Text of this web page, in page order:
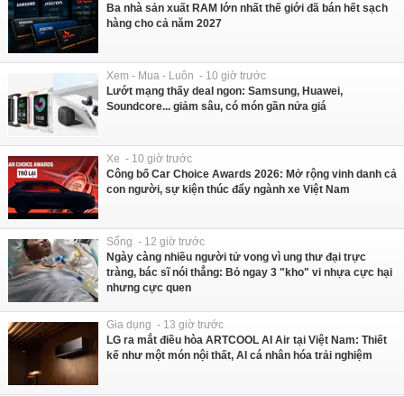
Ba nhà sản xuất RAM lớn nhất thế giới đã bán hết sạch
hàng cho cả năm 2027
Xem - Mua - Luôn - 10 giờ trước
Lướt mạng thấy deal ngon: Samsung, Huawei,
Soundcore... giảm sâu, có món gần nửa giá
Xe - 10 giờ trước
Công bố Car Choice Awards 2026: Mở rộng vinh danh cả
con người, sự kiện thúc đẩy ngành xe Việt Nam
Sống - 12 giờ trước
Ngày càng nhiều người tử vong vì ung thư đại trực
tràng, bác sĩ nói thẳng: Bỏ ngay 3 "kho" vi nhựa cực hại
nhưng cực quen
Gia dụng - 13 giờ trước
LG ra mắt điều hòa ARTCOOL AI Air tại Việt Nam: Thiết
kế như một món nội thất, AI cá nhân hóa trải nghiệm